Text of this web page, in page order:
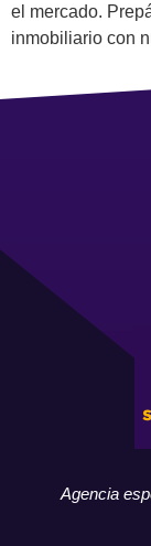
el mercado.
inmobiliario con
Agencia